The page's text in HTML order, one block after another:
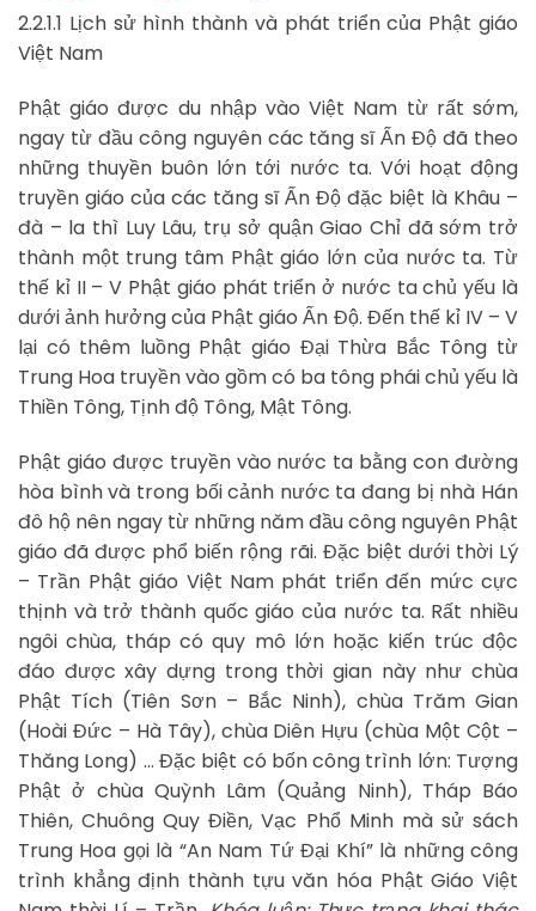
2.2.1.1 Lịch sử hình thành và phát triển của Phật giáo
Việt Nam
Phật giáo được du nhập vào Việt Nam từ rất sớm,
ngay từ đầu công nguyên các tăng sĩ Ấn Độ đã theo
những thuyền buôn lớn tới nước ta. Với hoạt động
truyền giáo của các tăng sĩ Ấn Độ đặc biệt là Khâu –
đà – la thì Luy Lâu, trụ sở quận Giao Chỉ đã sớm trở
thành một trung tâm Phật giáo lớn của nước ta. Từ
thế kỉ II – V Phật giáo phát triển ở nước ta chủ yếu là
dưới ảnh hưởng của Phật giáo Ấn Độ. Đến thế kỉ IV – V
lại có thêm luồng Phật giáo Đại Thừa Bắc Tông từ
Trung Hoa truyền vào gồm có ba tông phái chủ yếu là
Thiền Tông, Tịnh độ Tông, Mật Tông.
Phật giáo được truyền vào nước ta bằng con đường
hòa bình và trong bối cảnh nước ta đang bị nhà Hán
đô hộ nên ngay từ những năm đầu công nguyên Phật
giáo đã được phổ biến rộng rãi. Đặc biệt dưới thời Lý
– Trần Phật giáo Việt Nam phát triển đến mức cực
thịnh và trở thành quốc giáo của nước ta. Rất nhiều
ngôi chùa, tháp có quy mô lớn hoặc kiến trúc độc
đáo được xây dựng trong thời gian này như chùa
Phật Tích (Tiên Sơn – Bắc Ninh), chùa Trăm Gian
(Hoài Đức – Hà Tây), chùa Diên Hựu (chùa Một Cột –
Thăng Long) … Đặc biệt có bốn công trình lớn: Tượng
Phật ở chùa Quỳnh Lâm (Quảng Ninh), Tháp Báo
Thiên, Chuông Quy Điền, Vạc Phổ Minh mà sử sách
Trung Hoa gọi là “An Nam Tứ Đại Khí” là những công
trình khẳng định thành tựu văn hóa Phật Giáo Việt